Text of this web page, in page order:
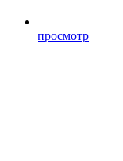
просмотр